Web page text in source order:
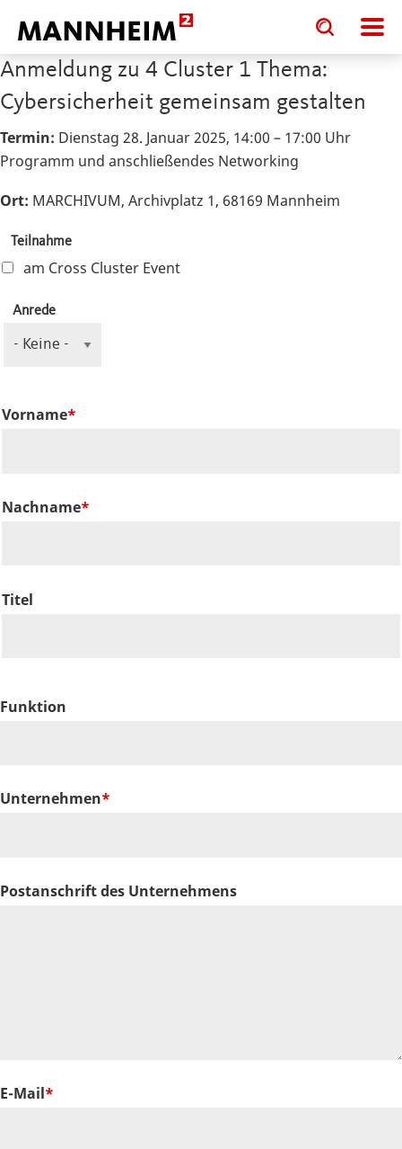
Toggle
search
input
Toggle
search
input
Anmeldung zu 4 Cluster 1 Thema:
Cybersicherheit gemeinsam gestalten
Termin: Dienstag 28. Januar 2025, 14:00 – 17:00 Uhr
Programm und anschließendes Networking
Ort: MARCHIVUM, Archivplatz 1, 68169 Mannheim
Teilnahme
am Cross Cluster Event
Name
Anrede
Anrede
Vorname
Nachname
Titel
Funktion
Unternehmen
Postanschrift des Unternehmens
E-Mail